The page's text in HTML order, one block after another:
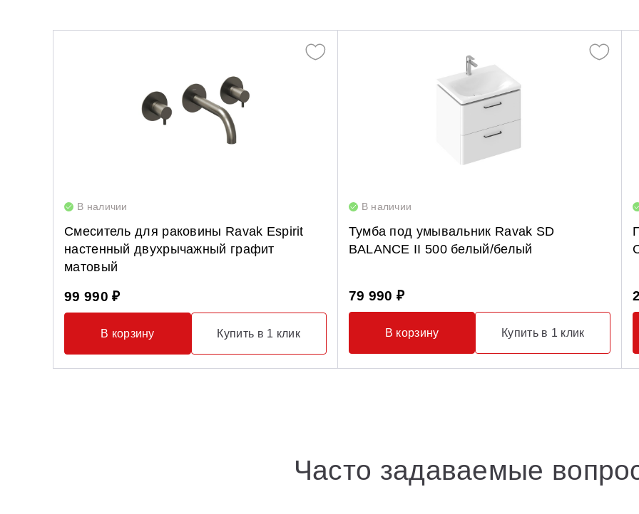
В наличии
Смеситель для раковины Ravak Espirit
настенный двухрычажный графит
матовый
99 990 ₽
В корзину Купить в 1 клик
В наличии
Тумба под умывальник Ravak SD
BALANCE II 500 белый/белый
79 990 ₽
В корзину Купить в 1 клик
Часто задаваемые